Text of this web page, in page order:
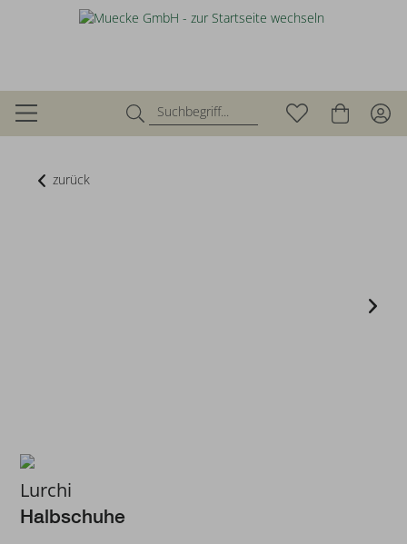
zurück
Lurchi
Halbschuhe